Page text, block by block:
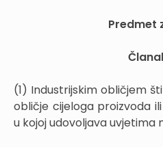
Predmet
(1) Industrijskim obličjem
obličje cijeloga proizvoda
u kojoj udovoljava uvjetima